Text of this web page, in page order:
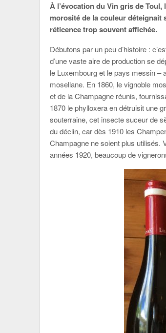
À l’évocation du Vin gris de
morosité de la couleur
réticence trop souvent affichée.
Débutons par un peu d’histoire :
d’une vaste aire de production se
le Luxembourg et le pays messin –
mosellane. En 1860, le vignoble
et de la Champagne réunis,
1870 le phylloxera en détruisit une
souterraine, cet insecte suceur de
du déclin, car dès 1910 les
Champagne ne soient plus utilisés.
années 1920, beaucoup de